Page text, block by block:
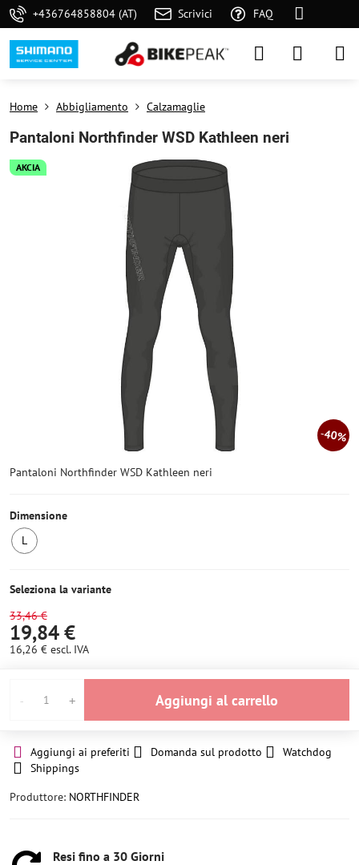
+436764858804 (AT) Scrivici FAQ
AKCIA
40%
Home Abbigliamento Calzamaglie
Pantaloni Northfinder WSD Kathleen neri
Pantaloni Northfinder WSD Kathleen neri
Dimensione
L
Seleziona la variante
33,46 €
19,84 €
16,26 € escl. IVA
Aggiungi al carrello
Aggiungi ai preferiti Domanda sul prodotto
Watchdog
Shippings
Produttore: NORTHFINDER
Resi fino a 30 Giorni